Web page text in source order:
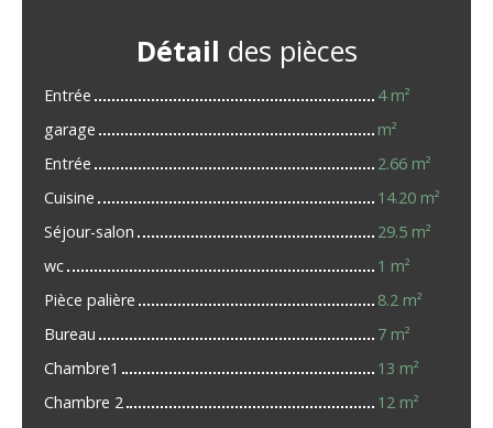
Détail des pièces
Entrée
4 m²
garage
m²
Entrée
2.66 m²
Cuisine
14.20 m²
Séjour-salon
29.5 m²
wc
1 m²
Pièce palière
8.2 m²
Bureau
7 m²
Chambre1
13 m²
Chambre 2
12 m²